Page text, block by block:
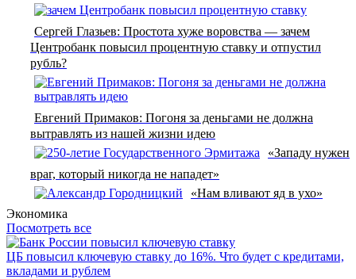
Сергей Глазьев: Простота хуже воровства — зачем
Центробанк повысил процентную ставку и отпустил
рубль?
Евгений Примаков: Погоня за деньгами не должна
вытравлять из нашей жизни идею
«Западу нужен
враг, который никогда не нападет»
«Нам вливают яд в ухо»
Экономика
Посмотреть все
ЦБ повысил ключевую ставку до 16%. Что будет с кредитами,
вкладами и рублем